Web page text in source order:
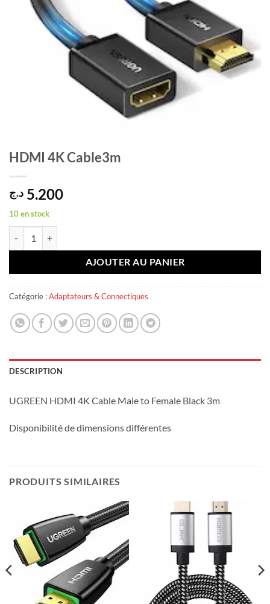
HDMI 4K Cable3m
5.200 د.ج
10 en stock
AJOUTER AU PANIER
Catégorie :Adaptateurs & Connectiques
DESCRIPTION
UGREEN HDMI 4K Cable Male to Female Black 3m
Disponibilité de dimensions différentes
PRODUITS SIMILAIRES